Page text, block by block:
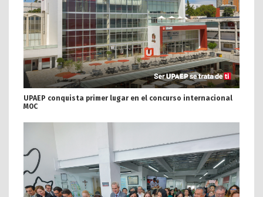
UPAEP conquista primer lugar en el concurso internacional
MOC